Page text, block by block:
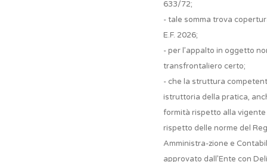
633/72;
- tale somma trova
E.F. 2026;
- per l’appalto in oggetto
transfrontaliero certo;
- che la struttura
istruttoria della pratica,
formità rispetto alla
rispetto delle norme del
Amministra-zione e
approvato dall’Ente con